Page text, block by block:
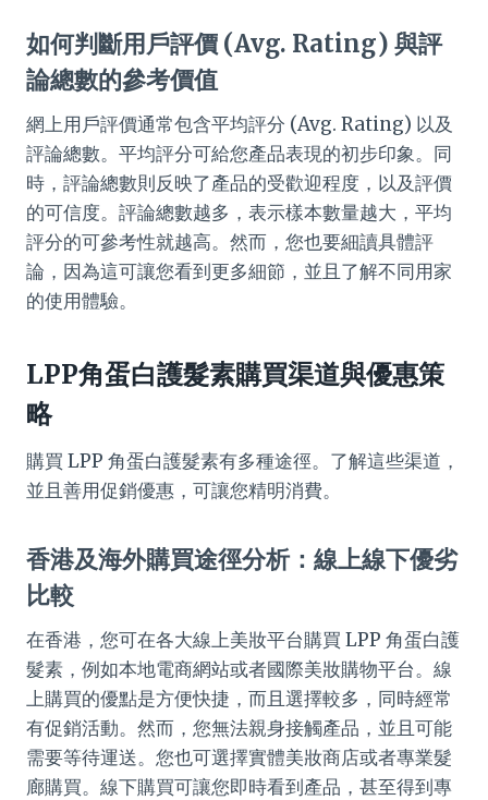
如何判斷用戶評價 (Avg. Rating) 與評
論總數的參考價值
網上用戶評價通常包含平均評分 (Avg. Rating) 以及
評論總數。平均評分可給您產品表現的初步印象。同
時，評論總數則反映了產品的受歡迎程度，以及評價
的可信度。評論總數越多，表示樣本數量越大，平均
評分的可參考性就越高。然而，您也要細讀具體評
論，因為這可讓您看到更多細節，並且了解不同用家
的使用體驗。
LPP角蛋白護髮素購買渠道與優惠策
略
購買 LPP 角蛋白護髮素有多種途徑。了解這些渠道，
並且善用促銷優惠，可讓您精明消費。
香港及海外購買途徑分析：線上線下優劣
比較
在香港，您可在各大線上美妝平台購買 LPP 角蛋白護
髮素，例如本地電商網站或者國際美妝購物平台。線
上購買的優點是方便快捷，而且選擇較多，同時經常
有促銷活動。然而，您無法親身接觸產品，並且可能
需要等待運送。您也可選擇實體美妝商店或者專業髮
廊購買。線下購買可讓您即時看到產品，甚至得到專